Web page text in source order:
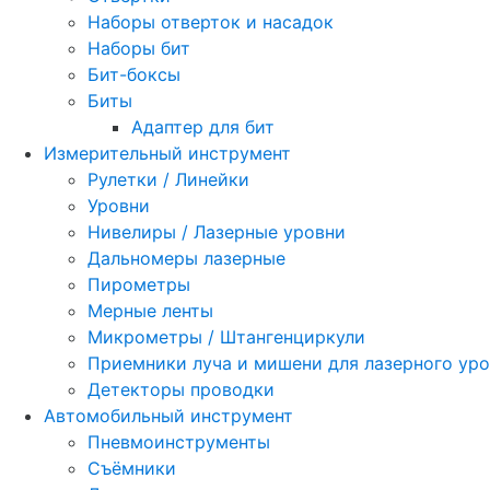
Наборы отверток и насадок
Наборы бит
Бит-боксы
Биты
Адаптер для бит
Измерительный инструмент
Рулетки / Линейки
Уровни
Нивелиры / Лазерные уровни
Дальномеры лазерные
Пирометры
Мерные ленты
Микрометры / Штангенциркули
Приемники луча и мишени для лазерного
Детекторы проводки
Автомобильный инструмент
Пневмоинструменты
Съёмники